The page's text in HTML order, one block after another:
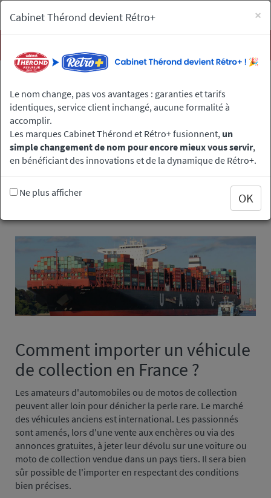
contenu
principal
×
Cabinet Thérond devient Rétro+
Le nom change, pas vos avantages : garanties et tarifs
identiques, service client inchangé, aucune formalité à
accomplir.
Les marques Cabinet Thérond et Rétro+ fusionnent, un
simple changement de nom pour encore mieux vous servir,
en bénéficiant des innovations et de la dynamique de Rétro+.
Ne plus afficher OK
Comment importer une voiture ou une moto de collection
?
Comment importer une voiture
ou une moto de collection ?
Principale
Paragraphe
1
Comment importer un véhicule
de collection en France ?
Les amateurs d'automobiles ou de motos de collection
peuvent aller loin pour dénicher la perle rare. Le marché
des véhicules anciens est international. Les passionnés
sont amenés, lors d'une vente aux enchères ou via des
annonces gratuites, à jeter leur dévolu sur une voiture ou
moto de collection vendue dans un pays tiers. Il sera bien
sûr possible de l'importer en respectant des conditions
bien précises.